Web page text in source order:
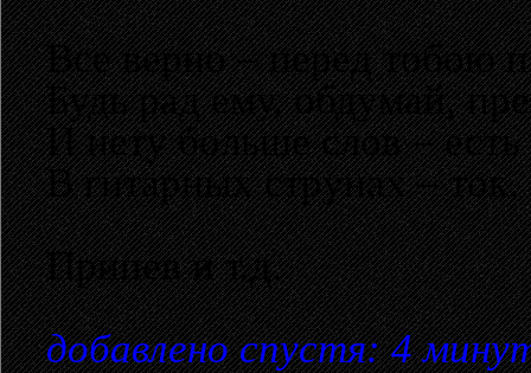
Все верно – перед тобою
Будь рад ему, обдумай,
И нету больше слов – есть
В гитарных струнах –
Припев и т.д.
добавлено спустя: 4